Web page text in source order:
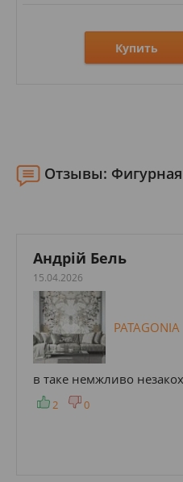
Купить
Отзывы:
Андрій Бель
15.04.2026
PATAGONIA
в таке немжливо
2 0